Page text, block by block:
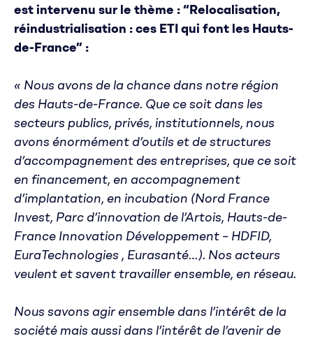
est intervenu sur le thème : “Relocalisation,
réindustrialisation : ces ETI qui font les Hauts-
de-France” :
« Nous avons de la chance dans notre région
des Hauts-de-France. Que ce soit dans les
secteurs publics, privés, institutionnels, nous
avons énormément d’outils et de structures
d’accompagnement des entreprises, que ce soit
en financement, en accompagnement
d’implantation, en incubation (Nord France
Invest, Parc d’innovation de l’Artois, Hauts-de-
France Innovation Développement – HDFID,
EuraTechnologies , Eurasanté…). Nos acteurs
veulent et savent travailler ensemble, en réseau.
Nous savons agir ensemble dans l’intérêt de la
société mais aussi dans l’intérêt de l’avenir de